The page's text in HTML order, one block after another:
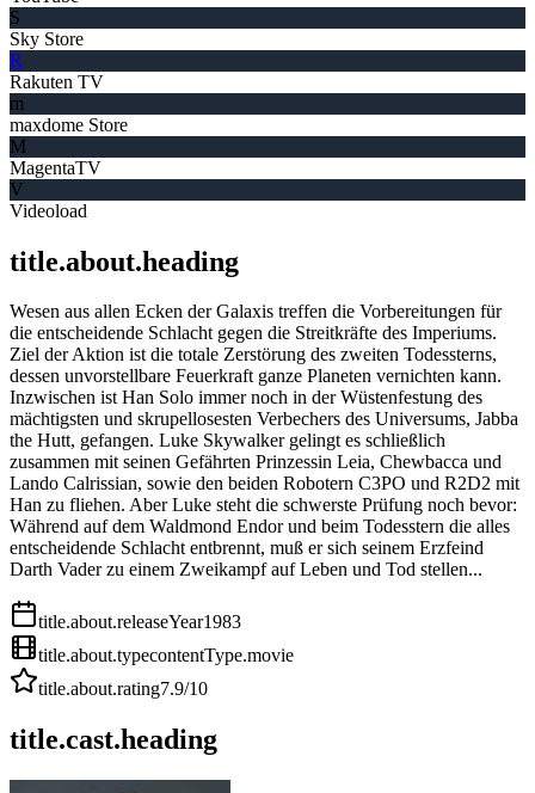
S
Sky Store
R
Rakuten TV
m
maxdome Store
M
MagentaTV
V
Videoload
title.about.heading
Wesen aus allen Ecken der Galaxis treffen die Vorbereitungen für
die entscheidende Schlacht gegen die Streitkräfte des Imperiums.
Ziel der Aktion ist die totale Zerstörung des zweiten Todessterns,
dessen unvorstellbare Feuerkraft ganze Planeten vernichten kann.
Inzwischen ist Han Solo immer noch in der Wüstenfestung des
mächtigsten und skrupellosesten Verbechers des Universums, Jabba
the Hutt, gefangen. Luke Skywalker gelingt es schließlich
zusammen mit seinen Gefährten Prinzessin Leia, Chewbacca und
Lando Calrissian, sowie den beiden Robotern C3PO und R2D2 mit
Han zu fliehen. Aber Luke steht die schwerste Prüfung noch bevor:
Während auf dem Waldmond Endor und beim Todesstern die alles
entscheidende Schlacht entbrennt, muß er sich seinem Erzfeind
Darth Vader zu einem Zweikampf auf Leben und Tod stellen...
title.about.releaseYear1983
title.about.typecontentType.movie
title.about.rating7.9/10
title.cast.heading